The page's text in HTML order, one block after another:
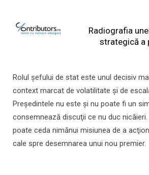
Radiografia
strategică a
Rolul şefului de stat este unul decisiv
context marcat de volatilitate şi de
Preşedintele nu este şi nu poate fi un
consemnează discuţii ce nu duc
poate ceda nimănui misiunea de a
cale spre desemnarea unui nou premier.